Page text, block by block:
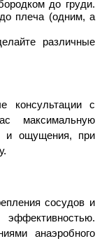
до груди.
плеча (одним, а
различные
консультации с
максимальную
и ощущения, при
сосудов и
анаэробного